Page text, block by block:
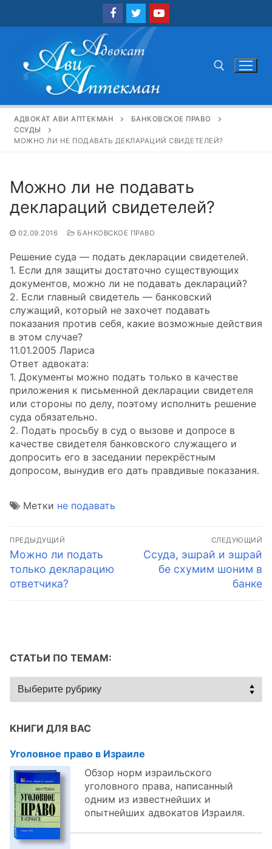
Найти:
АДВОКАТ АВИ АПТЕКМАН
БАНКОВСКОЕ ПРАВО
ССУДЫ
МОЖНО ЛИ НЕ ПОДАВАТЬ ДЕКЛАРАЦИЙ СВИДЕТЕЛЕЙ?
Можно ли не подавать
деклараций свидетелей?
02.09.2016 БАНКОВСКОЕ ПРАВО
Решение суда — подать декларации свидетелей.
1. Если для защиты достаточно существующих
документов, можно ли не подавать деклараций?
2. Если главный свидетель — банковский
служащий, который не захочет подавать
показания против себя, какие возможные действия
в этом случае?
11.01.2005 Лариса
Ответ адвоката:
1. Документы можно подать только в качестве
приложения к письменной декларации свидетеля
или стороны по делу, поэтому исполнить решение
суда обязательно.
2. Подать просьбу в суд о вызове и допросе в
качестве свидетеля банковского служащего и
допросить его в заседании перекрёстным
допросом, вынудив его дать правдивые показания.
Метки не подавать
Навигация
по
записям
ПРЕДЫДУЩИЙ
Предыдущая
запись:
Можно ли подать
только декларацию
ответчика?
СЛЕДУЮЩИЙ
Следующая
запись:
Ссуда, эшрай и эшрай
бе схумим шоним в
банке
СТАТЬИ ПО ТЕМАМ:
Статьи
по
КНИГИ ДЛЯ ВАС
Уголовное право в Израиле
Обзор норм израильского
уголовного права, написанный
одним из известнейших и
опытнейших адвокатов Израиля.